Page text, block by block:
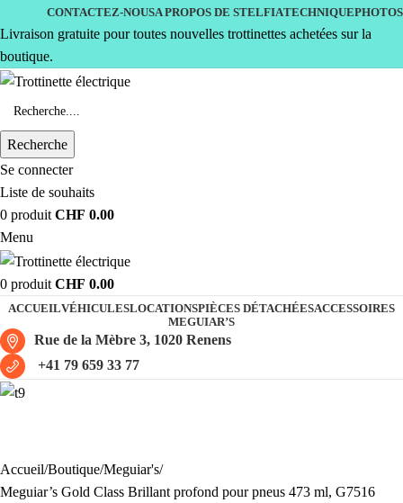
CONTACTEZ-NOUSA PROPOS DE STELFIATECHNIQUEPHOTOS
Livraison gratuite pour toutes nouvelles trottinettes achetées sur la
boutique.
Recherche
Se connecter
Liste de souhaits
0 produit CHF 0.00
Menu
0 produit CHF 0.00
ACCUEILVÉHICULESLOCATIONSPIÈCES DÉTACHÉESACCESSOIRES
MEGUIAR’S
Rue de la Mèbre 3, 1020 Renens
+41 79 659 33 77
Accueil Boutique Meguiar's
Meguiar’s Gold Class Brillant profond pour pneus 473 ml, G7516